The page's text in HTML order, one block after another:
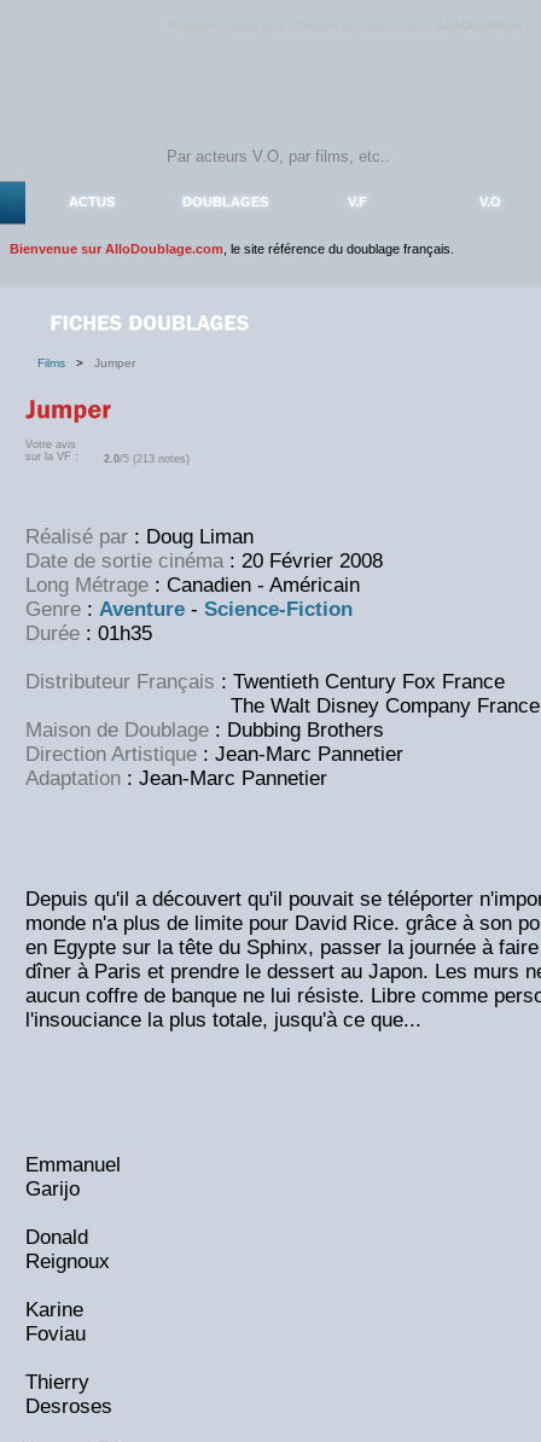
ACTUS DOUBLAGES V.F V.O
Bienvenue sur AlloDoublage.com , le site référence du doublage français.
Films > Jumper
Votre avis
sur la VF :
2.0/5 (213 notes)
Réalisé par : Doug Liman
Date de sortie cinéma : 20 Février 2008
Long Métrage : Canadien - Américain
Genre : Aventure - Science-Fiction
Durée : 01h35
Distributeur Français : Twentieth Century Fox France
The Walt Disney Company France
Maison de Doublage : Dubbing Brothers
Direction Artistique : Jean-Marc Pannetier
Adaptation : Jean-Marc Pannetier
Depuis qu'il a découvert qu'il pouvait se téléporter
monde n'a plus de limite pour David Rice. grâce à son
en Egypte sur la tête du Sphinx, passer la journée à
dîner à Paris et prendre le dessert au Japon. Les murs
aucun coffre de banque ne lui résiste. Libre comme
l'insouciance la plus totale, jusqu'à ce que...
Emmanuel
Garijo
Donald
Reignoux
Karine
Foviau
Thierry
Desroses